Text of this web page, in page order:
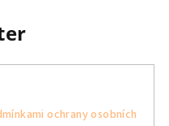
ochrany osobních